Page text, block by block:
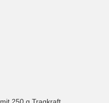
250 g Tragkraft.